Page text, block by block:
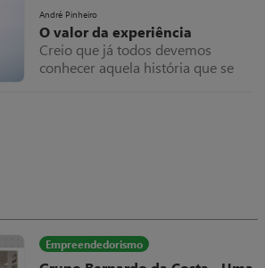
indicadores e estatísticas para que
reflitam as nossas crenças e não a
verdade.
André Pinheiro
O valor da experiência
Creio que já todos devemos
conhecer aquela história que se
fatura do serviço prestado um
valor exorbitante, suponhamos
Empreendedorismo